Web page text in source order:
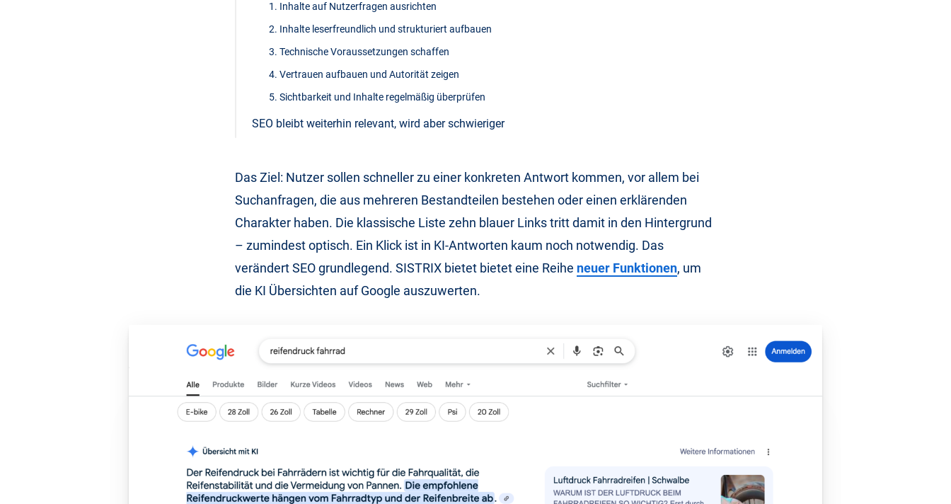
1. Inhalte auf Nutzerfragen ausrichten
2. Inhalte leserfreundlich und strukturiert aufbauen
3. Technische Voraussetzungen schaffen
4. Vertrauen aufbauen und Autorität zeigen
5. Sichtbarkeit und Inhalte regelmäßig überprüfen
SEO bleibt weiterhin relevant, wird aber schwieriger
Das Ziel: Nutzer sollen schneller zu einer konkreten Antwort kommen, vor allem bei
Suchanfragen, die aus mehreren Bestandteilen bestehen oder einen erklärenden
Charakter haben. Die klassische Liste zehn blauer Links tritt damit in den Hintergrund
– zumindest optisch. Ein Klick ist in KI-Antworten kaum noch notwendig. Das
verändert SEO grundlegend. SISTRIX bietet bietet eine Reihe neuer Funktionen, um
die KI Übersichten auf Google auszuwerten.